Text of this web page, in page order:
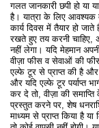
गलत जानकारी छपी हो या
है। यात्रा के लिए आवश्यक
कार्य दिवस में तैयार हो
रखते हुए तय करनी चाहिए,
नहीं लेगा। यदि मेहमान
वीज़ा फीस व सेवाओं की
एल्फे टूर से प्राप्त की है
और यदि एल्फे टूर पर्याप्त
कर दे तो, वीज़ा की
प्रस्तुत करने पर, शेष
माध्यम से प्राप्त किया है